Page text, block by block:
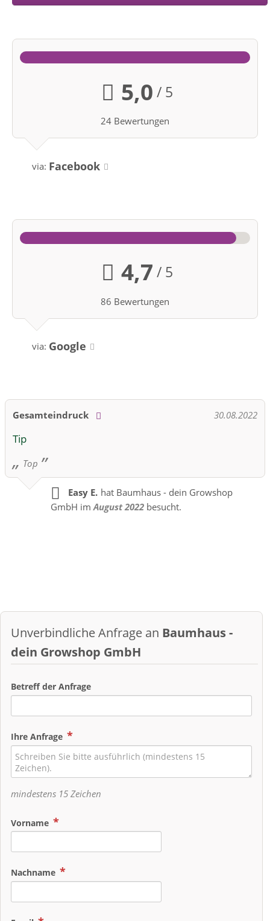
5,0 / 5
24 Bewertungen
via: Facebook
4,7 / 5
86 Bewertungen
via: Google
Gesamteindruck 30.08.2022
Tip
Top
Easy E. hat Baumhaus - dein Growshop
GmbH im August 2022 besucht.
Unverbindliche Anfrage an Baumhaus -
dein Growshop GmbH
Betreff der Anfrage
Ihre Anfrage
mindestens 15 Zeichen
Vorname
Nachname